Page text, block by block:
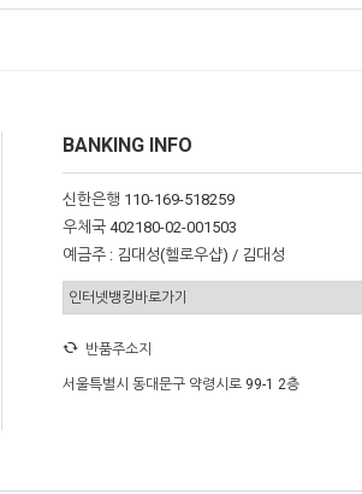
BANKING INFO
신한은행 110-169-518259
우체국 402180-02-001503
예금주 : 김대성(헬로우샵) / 김대성
반품주소지
서울특별시 동대문구 약령시로 99-1 2층